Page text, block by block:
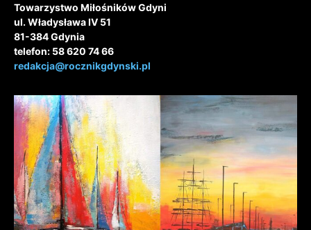
Towarzystwo Miłośników Gdyni
ul. Władysława IV 51
81-384 Gdynia
telefon: 58 620 74 66
redakcja@rocznikgdynski.pl